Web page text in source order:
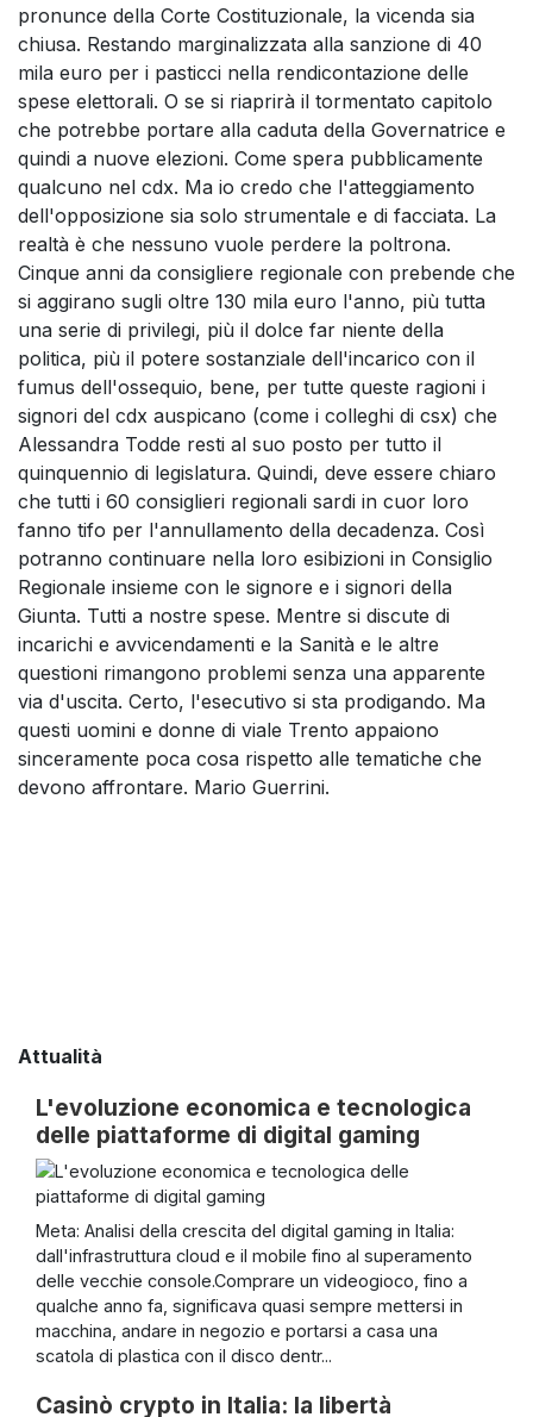
pronunce della Corte Costituzionale, la vicenda sia
chiusa. Restando marginalizzata alla sanzione di 40
mila euro per i pasticci nella rendicontazione delle
spese elettorali. O se si riaprirà il tormentato capitolo
che potrebbe portare alla caduta della Governatrice e
quindi a nuove elezioni. Come spera pubblicamente
qualcuno nel cdx. Ma io credo che l'atteggiamento
dell'opposizione sia solo strumentale e di facciata. La
realtà è che nessuno vuole perdere la poltrona.
Cinque anni da consigliere regionale con prebende che
si aggirano sugli oltre 130 mila euro l'anno, più tutta
una serie di privilegi, più il dolce far niente della
politica, più il potere sostanziale dell'incarico con il
fumus dell'ossequio, bene, per tutte queste ragioni i
signori del cdx auspicano (come i colleghi di csx) che
Alessandra Todde resti al suo posto per tutto il
quinquennio di legislatura. Quindi, deve essere chiaro
che tutti i 60 consiglieri regionali sardi in cuor loro
fanno tifo per l'annullamento della decadenza. Così
potranno continuare nella loro esibizioni in Consiglio
Regionale insieme con le signore e i signori della
Giunta. Tutti a nostre spese. Mentre si discute di
incarichi e avvicendamenti e la Sanità e le altre
questioni rimangono problemi senza una apparente
via d'uscita. Certo, l'esecutivo si sta prodigando. Ma
questi uomini e donne di viale Trento appaiono
sinceramente poca cosa rispetto alle tematiche che
devono affrontare. Mario Guerrini.
Attualità
L'evoluzione economica e tecnologica
delle piattaforme di digital gaming
Meta: Analisi della crescita del digital gaming in Italia:
dall'infrastruttura cloud e il mobile fino al superamento
delle vecchie console.Comprare un videogioco, fino a
qualche anno fa, significava quasi sempre mettersi in
macchina, andare in negozio e portarsi a casa una
scatola di plastica con il disco dentr...
Casinò crypto in Italia: la libertà